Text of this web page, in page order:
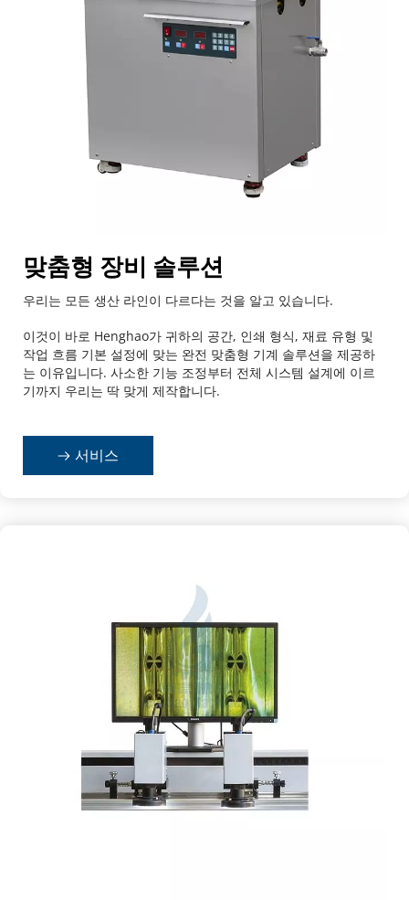
맞춤형 장비 솔루션
우리는 모든 생산 라인이 다르다는 것을 알고 있습니다.
이것이 바로 Henghao가 귀하의 공간, 인쇄 형식, 재료 유형 및
작업 흐름 기본 설정에 맞는 완전 맞춤형 기계 솔루션을 제공하
는 이유입니다. 사소한 기능 조정부터 전체 시스템 설계에 이르
기까지 우리는 딱 맞게 제작합니다.
서비스